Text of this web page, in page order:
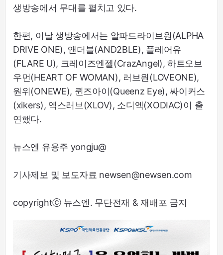
생방송에서 무대를 펼치고 있다.
한편, 이날 생방송에서는 알파드라이브원(ALPHA
DRIVE ONE), 앤더블(AND2BLE), 플레어유
(FLARE U), 크레이즈엔젤(CrazAngel), 하트오브
우먼(HEART OF WOMAN), 러브원(LOVEONE),
원위(ONEWE), 퀸즈아이(Queenz Eye), 싸이커스
(xikers), 엑스러브(XLOV), 소디엑(XODIAC)이 출
연했다.
뉴스엔 유용주 yongju@
기사제보 및 보도자료 newsen@newsen.com
copyrightⓒ 뉴스엔. 무단전재 & 재배포 금지